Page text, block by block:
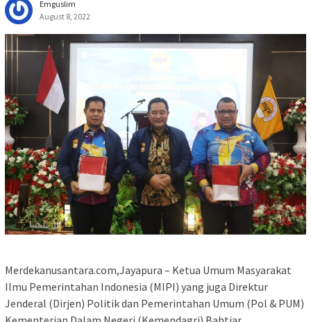
Emguslim
August 8, 2022
Merdekanusantara.com,Jayapura – Ketua Umum Masyarakat
Ilmu Pemerintahan Indonesia (MIPI) yang juga Direktur
Jenderal (Dirjen) Politik dan Pemerintahan Umum (Pol & PUM)